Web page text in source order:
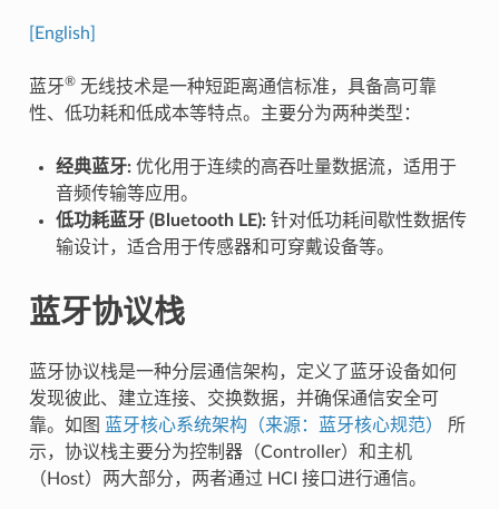
[English]
蓝牙®无线技术是一种短距离通信标准，具备高可靠
性、低功耗和低成本等特点。主要分为两种类型：
经典蓝牙:优化用于连续的高吞吐量数据流，适用于
音频传输等应用。
低功耗蓝牙 (Bluetooth LE):针对低功耗间歇性数据传
输设计，适合用于传感器和可穿戴设备等。
蓝牙协议栈
蓝牙协议栈是一种分层通信架构，定义了蓝牙设备如何
发现彼此、建立连接、交换数据，并确保通信安全可
靠。如图 蓝牙核心系统架构（来源：蓝牙核心规范）
所
示，协议栈主要分为控制器（Controller）和主机
（Host）两大部分，两者通过 HCI 接口进行通信。